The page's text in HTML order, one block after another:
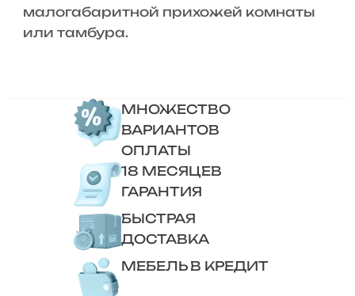
малогабаритной прихожей комнаты
или тамбура.
МНОЖЕСТВО
ВАРИАНТОВ
ОПЛАТЫ
18 МЕСЯЦЕВ
ГАРАНТИЯ
БЫСТРАЯ
ДОСТАВКА
МЕБЕЛЬ В КРЕДИТ